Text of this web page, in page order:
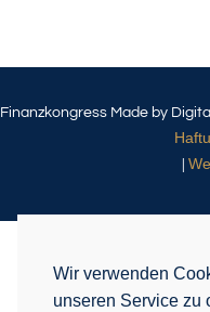
Finanzkongress Made by
Wir verwenden
unseren Service zu